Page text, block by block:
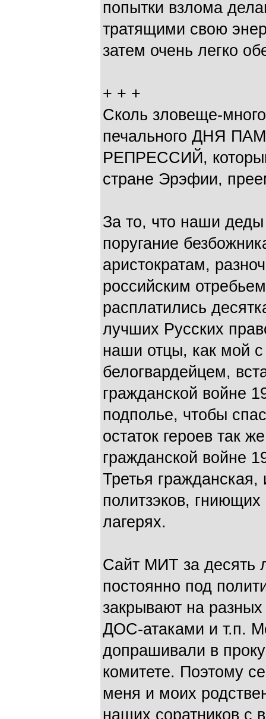
попытки взлома
тратящими свою
затем очень легко
+ + +
Сколь зловеще-
печального ДНЯ
РЕПРЕССИЙ,
стране Эрэфии,
За то, что наши
поругание
аристократам,
российским
расплатились
лучших Русских
наши отцы, как мой
белогвардейцем,
гражданской войне
подполье, чтобы
остаток героев так
гражданской войне
Третья
политзэков, гниющих
лагерях.
Сайт МИТ за десять
постоянно под
закрывают на
ДОС-атаками и т.п.
допрашивали в
комитете. Поэтому
меня и моих
наших соратников с